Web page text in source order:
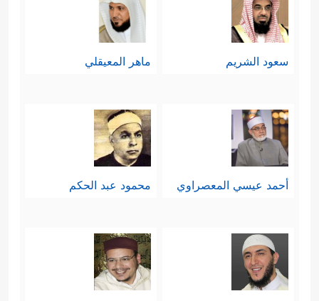
سعود الشريم ماهر المعيقلي
أحمد عيسي المعصراوي محمود عبد الحكم